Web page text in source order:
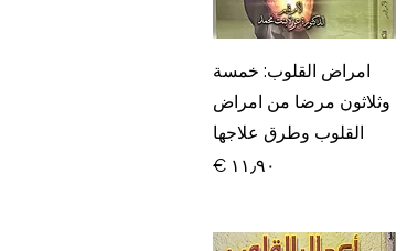
العرض السريع
امراض القلوب: خمسة
وثلاثون مرضا من امراض
القلوب وطرق علاجها
السعر